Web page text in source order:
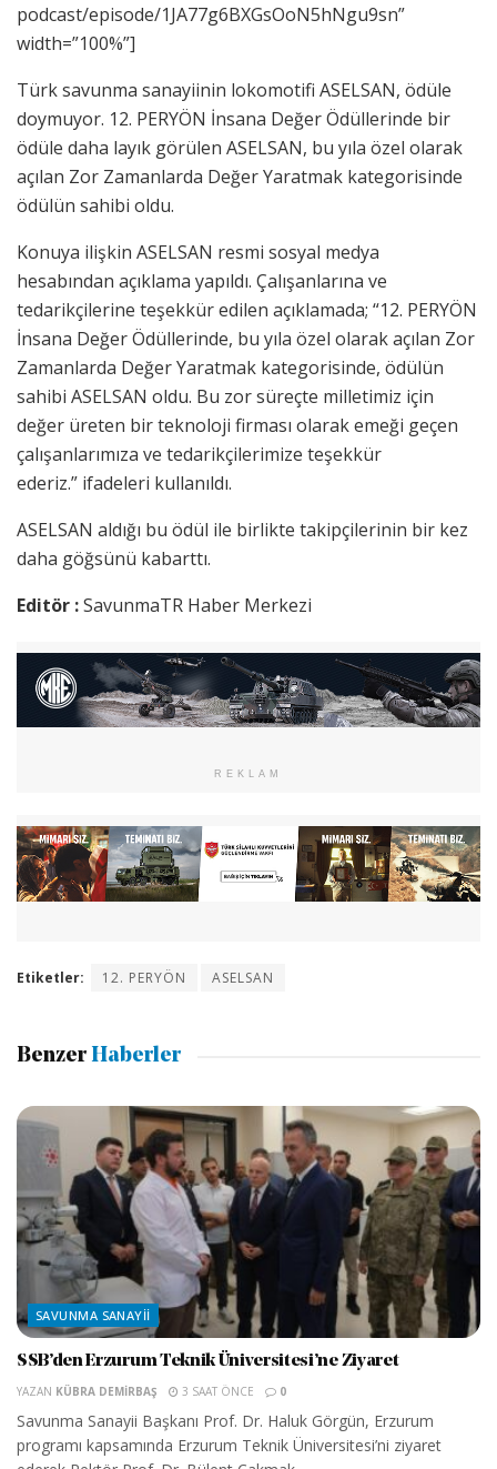
podcast/episode/1JA77g6BXGsOoN5hNgu9sn”
width=”100%”]
Türk savunma sanayiinin lokomotifi ASELSAN, ödüle
doymuyor. 12. PERYÖN İnsana Değer Ödüllerinde bir
ödüle daha layık görülen ASELSAN, bu yıla özel olarak
açılan Zor Zamanlarda Değer Yaratmak kategorisinde
ödülün sahibi oldu.
Konuya ilişkin ASELSAN resmi sosyal medya
hesabından açıklama yapıldı. Çalışanlarına ve
tedarikçilerine teşekkür edilen açıklamada; “12. PERYÖN
İnsana Değer Ödüllerinde, bu yıla özel olarak açılan Zor
Zamanlarda Değer Yaratmak kategorisinde, ödülün
sahibi ASELSAN oldu. Bu zor süreçte milletimiz için
değer üreten bir teknoloji firması olarak emeği geçen
çalışanlarımıza ve tedarikçilerimize teşekkür
ederiz.” ifadeleri kullanıldı.
ASELSAN aldığı bu ödül ile birlikte takipçilerinin bir kez
daha göğsünü kabarttı.
Editör :SavunmaTR Haber Merkezi
REKLAM
Etiketler: 12. PERYÖN ASELSAN
Benzer Haberler
SAVUNMA SANAYII
SSB’den Erzurum Teknik Üniversitesi’ne Ziyaret
YAZAN KÜBRA DEMIRBAŞ 3 SAAT ÖNCE 0
Savunma Sanayii Başkanı Prof. Dr. Haluk Görgün, Erzurum
programı kapsamında Erzurum Teknik Üniversitesi’ni ziyaret